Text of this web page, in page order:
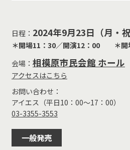
日程： 2024年9月23日（月・祝
＊開場11：30／開演12：00 ＊開
会場： 相模原市民会館 ホール
アクセスはこちら
お問い合わせ：
アイエス（平日10：00～17：00）
03-3355-3553
一般発売